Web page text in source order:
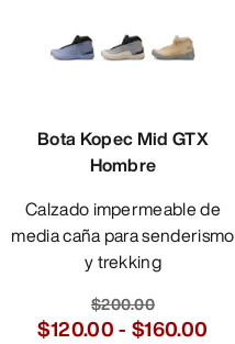
Bota Kopec Mid GTX
Hombre
Calzado impermeable de
media caña para senderismo
y trekking
$200.00
$120.00-$160.00